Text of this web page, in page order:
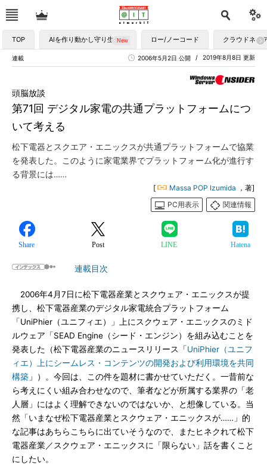
TOP AIを作り動かし守り生かす ロー/ノーコード クラウドネイ
連載 2019年8月8日 更新
2006年5月2日 公開
第71回 デジタル家電の共通プラットフォームにつ
いて考える
頭脳放談
松下電器とスクエア・エニックスが共通プラットフォームで協業
を発表した。このように家電業界でプラットフォーム化が進行す
る背景には……
[ Massa POP Izumida ，著]
PC用表示
関連情報
Share Post LINE Hatena
連載目次
2006年4月7日に松下電器産業とスクウェア・エニックスが提
携し、松下電器産業のデジタル家電統合プラットフォーム
「UniPhier（ユニフィエ）」上にスクウェア・エニックスのミド
ルウェア「SEAD Engine（シード・エンジン）を組み込むことを
発表した（松下電器産業のニュースリリース「UniPhier（ユニフ
ィエ）上にシームレス・コンテンツの開発および利用環境を共同
構築 」）。今回は、この件を題材に書かせていただく。一昔前な
ら考えにくい組み合わせなので、筆者などが所属する業界の「老
人層」にはよく理解できないのではないか、と想像している。当
然「いまなぜ松下電器産業とスクウェア・エニックスが……」的
な記事はあちらこちらに出ていそうなので、またヒネクれて松下
電器産業／スクウェア・エニックスに「限らない」話を書くこと
にしたい。